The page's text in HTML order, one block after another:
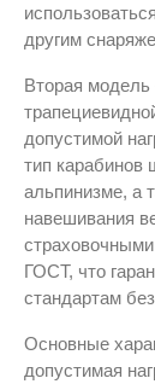
другим
Вторая модель
допустимой
тип карабинов
альпинизме, а
навешивания
ГОСТ, что
стандартам
Основные
допустимая